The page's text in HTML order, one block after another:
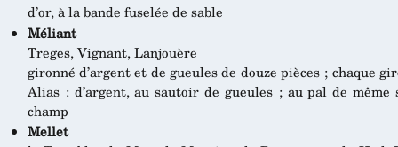
d’or, à la bande fuselée de sable
Méliant
Treges, Vignant, Lanjouère
gironné d’argent et de gueules de douze pièces ; chaque
Alias : d’argent, au sautoir de gueules ; au pal de
champ
Mellet